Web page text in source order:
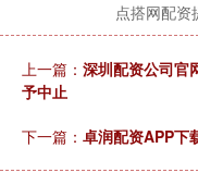
点搭网配资
上一篇： 深圳配资公司官
予中止
下一篇： 卓润配资APP下